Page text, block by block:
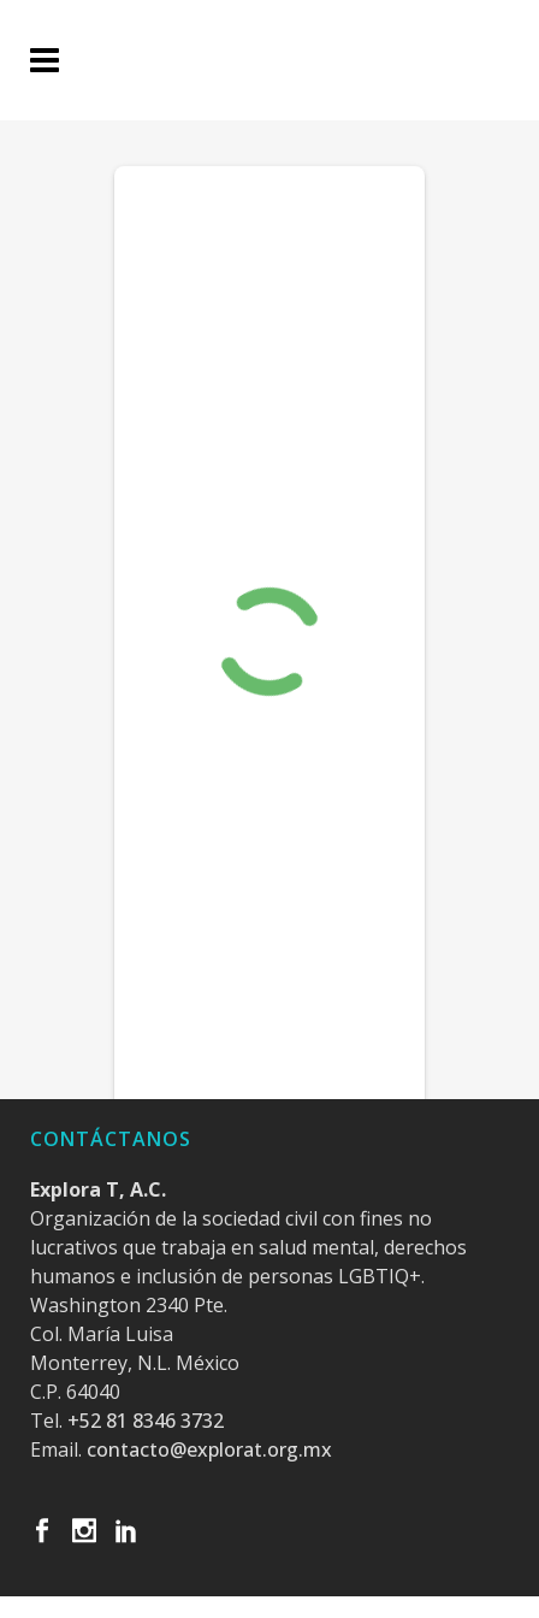
CONTÁCTANOS
Explora T, A.C.
Organización de la sociedad civil con fines no
lucrativos que trabaja en salud mental, derechos
humanos e inclusión de personas LGBTIQ+.
Washington 2340 Pte.
Col. María Luisa
Monterrey, N.L. México
C.P. 64040
Tel. +52 81 8346 3732
Email. contacto@explorat.org.mx